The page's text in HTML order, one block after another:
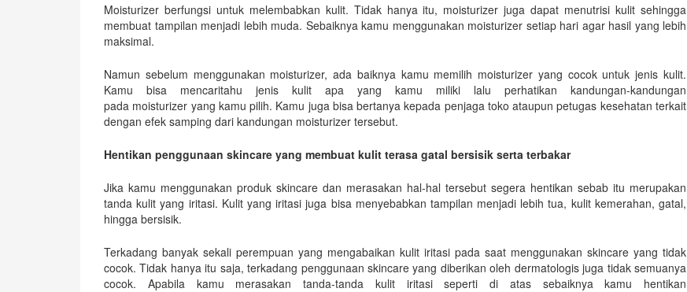
Moisturizer berfungsi untuk melembabkan kulit. Tidak hanya itu, moisturizer juga dapat menutrisi kulit sehingga
membuat tampilan menjadi lebih muda. Sebaiknya kamu menggunakan moisturizer setiap hari agar hasil yang lebih
maksimal.
Namun sebelum menggunakan moisturizer, ada baiknya kamu memilih moisturizer yang cocok untuk jenis kulit.
Kamu bisa mencaritahu jenis kulit apa yang kamu miliki lalu perhatikan kandungan-kandungan
pada moisturizer yang kamu pilih. Kamu juga bisa bertanya kepada penjaga toko ataupun petugas kesehatan terkait
dengan efek samping dari kandungan moisturizer tersebut.
Hentikan penggunaan skincare yang membuat kulit terasa gatal bersisik serta terbakar
Jika kamu menggunakan produk skincare dan merasakan hal-hal tersebut segera hentikan sebab itu merupakan
tanda kulit yang iritasi. Kulit yang iritasi juga bisa menyebabkan tampilan menjadi lebih tua, kulit kemerahan, gatal,
hingga bersisik.
Terkadang banyak sekali perempuan yang mengabaikan kulit iritasi pada saat menggunakan skincare yang tidak
cocok. Tidak hanya itu saja, terkadang penggunaan skincare yang diberikan oleh dermatologis juga tidak semuanya
cocok. Apabila kamu merasakan tanda-tanda kulit iritasi seperti di atas sebaiknya kamu hentikan